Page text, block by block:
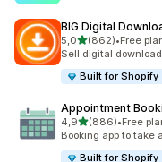
BIG Digital
5,0av 5 stjerner
(862)
Totalt 862 omtaler
•Free
Sell digital
Built for Shopify
Appointment
4,9av 5 stjerner
(886)
Totalt 886 omtaler
•Free
Booking app to take
Built for Shopify